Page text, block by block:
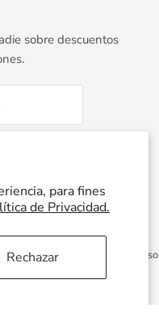
para fines
de Privacidad.
Rechazar
sobre descuentos
servicio
Política de reembolso